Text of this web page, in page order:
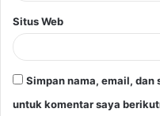
Situs Web
Simpan nama, email, dan
untuk komentar saya